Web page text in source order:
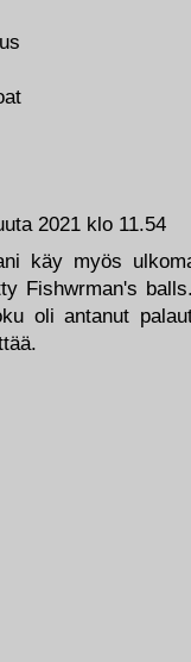
2021 klo 11.54
käy myös
Fishwrman's
oli antanut